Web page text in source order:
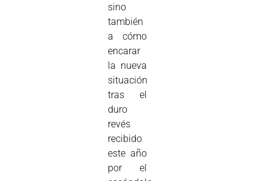
sino
también
a cómo
encarar
la nueva
situación
tras el
duro
revés
recibido
este año
por el